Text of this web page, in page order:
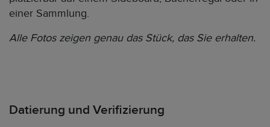
einer Sammlung.
Alle Fotos zeigen genau das Stück, das Sie erhalten.
Datierung und Verifizierung